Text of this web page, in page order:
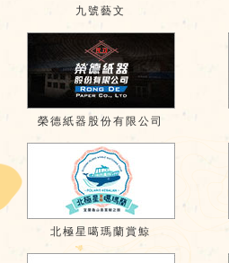
九號藝文
榮德紙器股份有限公司
北極星噶瑪蘭賞鯨